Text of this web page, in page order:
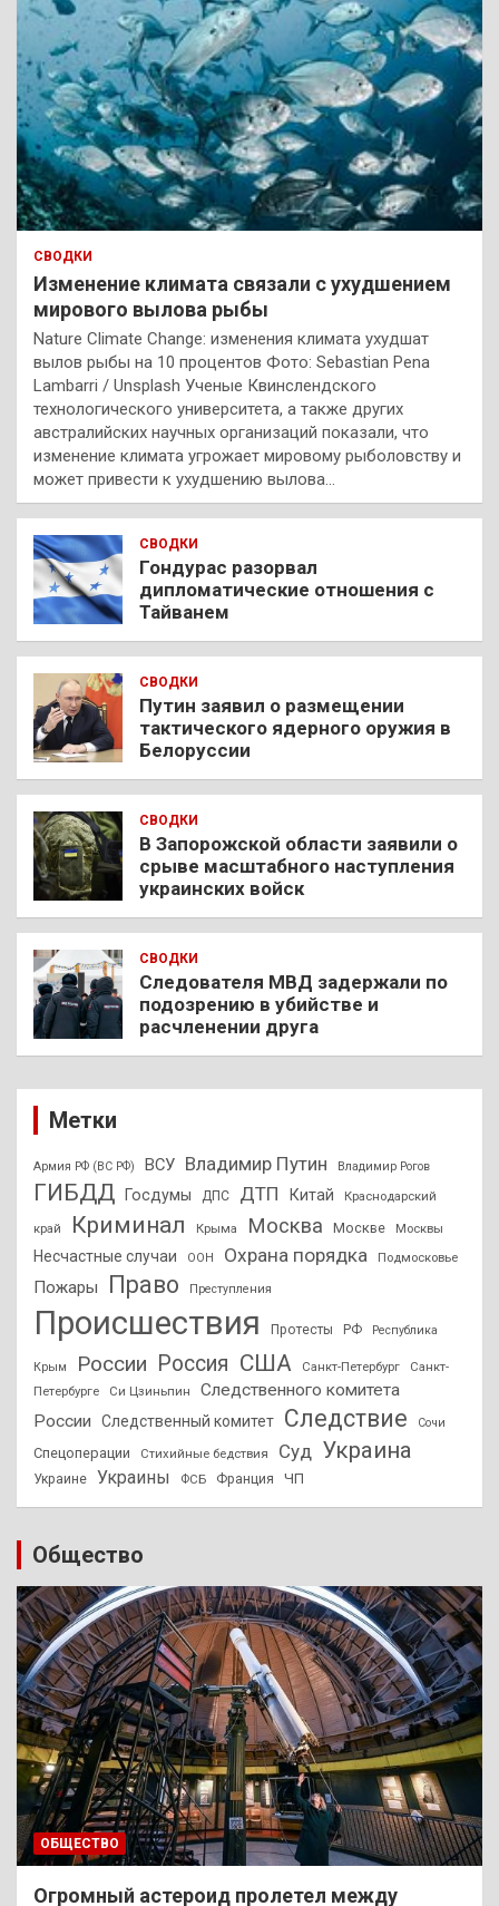
СВОДКИ
Изменение климата связали с ухудшением
мирового вылова рыбы
Nature Climate Change: изменения климата ухудшат
вылов рыбы на 10 процентов Фото: Sebastian Pena
Lambarri / Unsplash Ученые Квинслендского
технологического университета, а также других
австралийских научных организаций показали, что
изменение климата угрожает мировому рыболовству и
может привести к ухудшению вылова…
СВОДКИ
Гондурас разорвал
дипломатические отношения с
Тайванем
СВОДКИ
Путин заявил о размещении
тактического ядерного оружия в
Белоруссии
СВОДКИ
В Запорожской области заявили о
срыве масштабного наступления
украинских войск
СВОДКИ
Следователя МВД задержали по
подозрению в убийстве и
расчленении друга
Метки
Армия РФ (ВС РФ) ВСУ Владимир Путин Владимир Рогов
ГИБДД Госдумы ДПС ДТП Китай Краснодарский
край Криминал Крыма Москва Москве Москвы
Несчастные случаи ООН Охрана порядка Подмосковье
Пожары Право Преступления
Происшествия Протесты РФ Республика
Крым России Россия США Санкт-Петербург
Санкт-
Петербурге
Си Цзиньпин
Следственного комитета
России
Следственный комитет Следствие Сочи
Спецоперации Стихийные бедствия Суд Украина
Украине Украины ФСБ Франция ЧП
Общество
ОБЩЕСТВО
Огромный астероид пролетел между